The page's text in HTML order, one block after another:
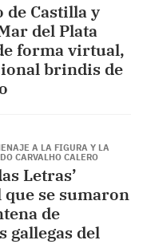
de Castilla y
del Plata
forma virtual,
brindis de
A LA FIGURA Y LA
CARVALHO CALERO
Letras’
se sumaron
de
gallegas del